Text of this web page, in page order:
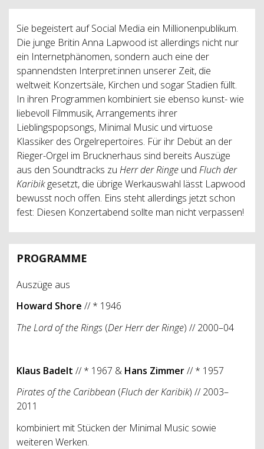
Sie begeistert auf Social Media ein Millionenpublikum.
Die junge Britin Anna Lapwood ist allerdings nicht nur
ein Internetphänomen, sondern auch eine der
spannendsten Interpret:innen unserer Zeit, die
weltweit Konzertsäle, Kirchen und sogar Stadien füllt.
In ihren Programmen kombiniert sie ebenso kunst- wie
liebevoll Filmmusik, Arrangements ihrer
Lieblingspopsongs, Minimal Music und virtuose
Klassiker des Orgelrepertoires. Für ihr Debüt an der
Rieger-Orgel im Brucknerhaus sind bereits Auszüge
aus den Soundtracks zu Herr der Ringe und Fluch der
Karibikgesetzt, die übrige Werkauswahl lässt Lapwood
bewusst noch offen. Eins steht allerdings jetzt schon
fest: Diesen Konzertabend sollte man nicht verpassen!
PROGRAMME
Auszüge aus
Howard Shore // * 1946
The Lord of the Rings (Der Herr der Ringe) // 2000–04
Klaus Badelt // * 1967 & Hans Zimmer// * 1957
Pirates of the Caribbean (Fluch der Karibik) // 2003–
2011
kombiniert mit Stücken der Minimal Music sowie
weiteren Werken.